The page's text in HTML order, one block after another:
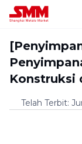
Konstruksi
Telah Terbit: